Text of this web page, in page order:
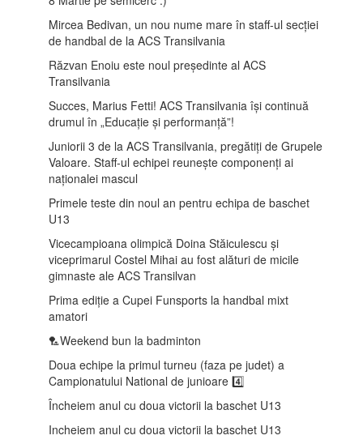
Mircea Bedivan, un nou nume mare în staff-ul secției
de handbal de la ACS Transilvania
Răzvan Enoiu este noul președinte al ACS
Transilvania
Succes, Marius Fetti! ACS Transilvania își continuă
drumul în „Educație și performanță”!
Juniorii 3 de la ACS Transilvania, pregătiți de Grupele
Valoare. Staff-ul echipei reunește componenți ai
naționalei mascul
Primele teste din noul an pentru echipa de baschet
U13
Vicecampioana olimpică Doina Stăiculescu și
viceprimarul Costel Mihai au fost alături de micile
gimnaste ale ACS Transilvan
Prima ediție a Cupei Funsports la handbal mixt
amatori
🏸Weekend bun la badminton
Doua echipe la primul turneu (faza pe judet) a
Campionatului National de junioare 4️⃣
Încheiem anul cu doua victorii la baschet U13
Incheiem anul cu doua victorii la baschet U13